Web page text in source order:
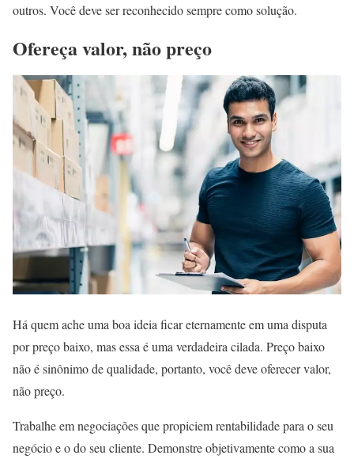
outros. Você deve ser reconhecido sempre como solução.
Ofereça valor, não preço
Há quem ache uma boa ideia ficar eternamente em uma disputa
por preço baixo, mas essa é uma verdadeira cilada. Preço baixo
não é sinônimo de qualidade, portanto, você deve oferecer valor,
não preço.
Trabalhe em negociações que propiciem rentabilidade para o seu
negócio e o do seu cliente. Demonstre objetivamente como a sua